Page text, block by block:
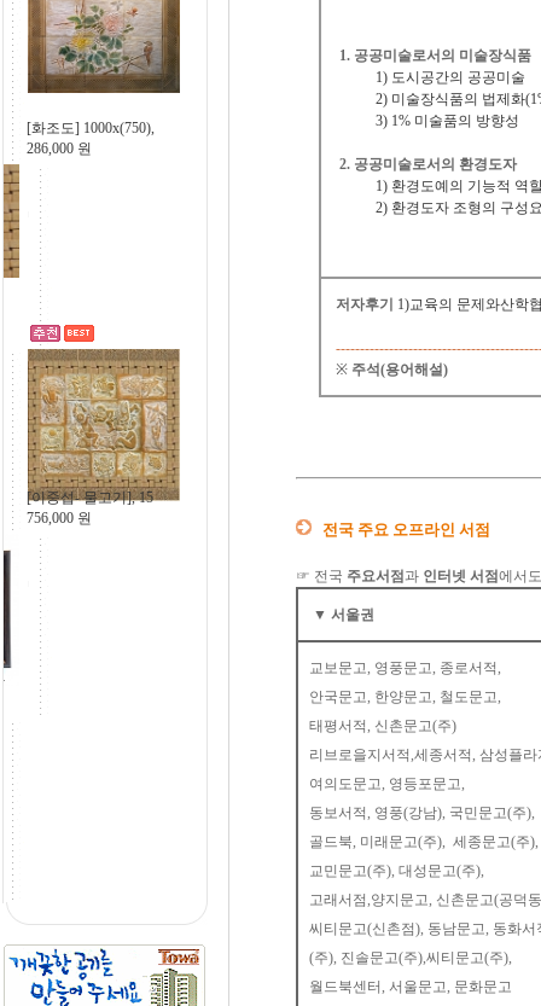
맞춤사
[화조도] 1000x(750),
물고기와 아
티스) -
[이중섭- 물고기], 15
) - 철화분장
토분장
1. 공공미술로서의 미술장식품
1) 도시공간의 공공미술
2) 미술장식품의 법제화
3) 1% 미술품의 방향성
2. 공공미술로서의 환경도자
1) 환경도예의 기능적 역
2) 환경도자 조형의 구성
저자후기 1)교육의 문제와산학
※ 주석(용어해설)
전국 주요 오프라인 서점
☞ 전국 주요서점과 인터넷 서점에서
▼ 서울권
교보문고, 영풍문고, 종로서적,
안국문고, 한양문고, 철도문고,
태평서적, 신촌문고(주)
리브로을지서적,세종서적, 삼성플라
여의도문고, 영등포문고,
동보서적, 영풍(강남), 국민문고(주),
골드북, 미래문고(주), 세종문고(주),
교민문고(주), 대성문고(주),
고래서점,양지문고, 신촌문고(공덕
씨티문고(신촌점), 동남문고, 동화서
(주), 진솔문고(주),씨티문고(주),
월드북센터, 서울문고, 문화문고